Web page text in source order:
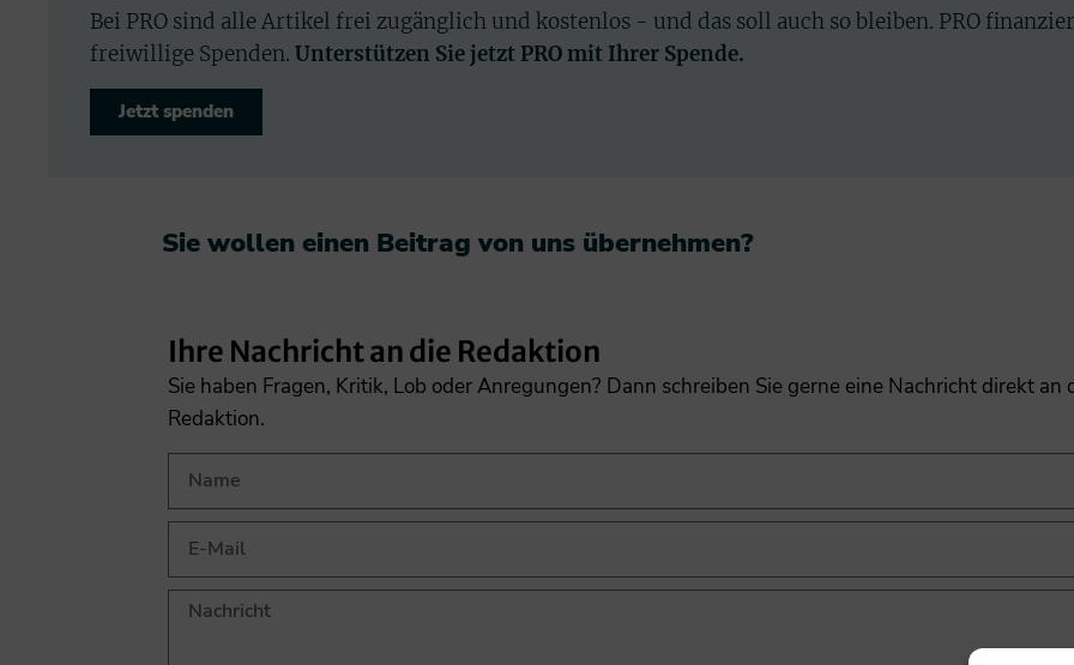
Bei PRO sind alle Artikel frei zugänglich und kostenlos - und das soll auch so bleiben. PRO
freiwillige Spenden. Unterstützen Sie jetzt PRO mit Ihrer Spende.
Jetzt spenden
Sie wollen einen Beitrag von uns übernehmen?​
Ihre Nachricht an die Redaktion
Sie haben Fragen, Kritik, Lob oder Anregungen? Dann schreiben Sie gerne eine Nachricht direkt an
Redaktion.